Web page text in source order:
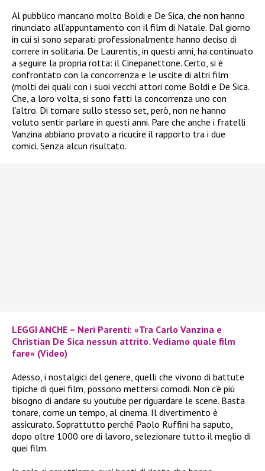
Al pubblico mancano molto Boldi e De Sica, che non hanno
rinunciato all’appuntamento con il film di Natale. Dal giorno
in cui si sono separati professionalmente hanno deciso di
correre in solitaria. De Laurentis, in questi anni, ha continuato
a seguire la propria rotta: il Cinepanettone. Certo, si è
confrontato con la concorrenza e le uscite di altri film
(molti dei quali con i suoi vecchi attori come Boldi e De Sica.
Che, a loro volta, si sono fatti la concorrenza uno con
l’altro. Di tornare sullo stesso set, però, non ne hanno
voluto sentir parlare in questi anni. Pare che anche i fratelli
Vanzina abbiano provato a ricucire il rapporto tra i due
comici. Senza alcun risultato.
LEGGI ANCHE – Neri Parenti: «Tra Carlo Vanzina e
Christian De Sica nessun attrito. Vediamo quale film
fare» (Video)
Adesso, i nostalgici del genere, quelli che vivono di battute
tipiche di quei film, possono mettersi comodi. Non c’è più
bisogno di andare su youtube per riguardare le scene. Basta
tonare, come un tempo, al cinema. Il divertimento è
assicurato. Soprattutto perché Paolo Ruffini ha saputo,
dopo oltre 1000 ore di lavoro, selezionare tutto il meglio di
quei film.